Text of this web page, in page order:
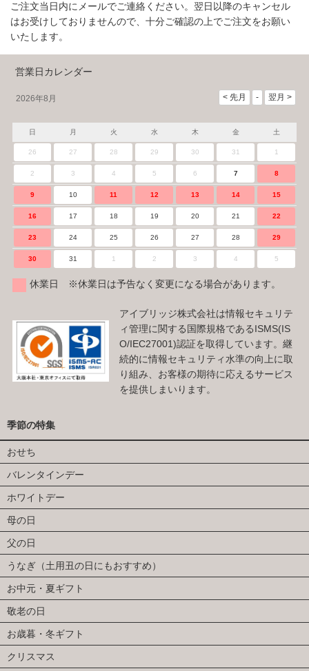
ご注文当日内にメールでご連絡ください。翌日以降のキャンセル
はお受けしておりませんので、十分ご確認の上でご注文をお願い
いたします。
営業日カレンダー
2026年8月
日 月 火 水 木 金 土
26 27 28 29 30 31 1
2 3 4 5 6 7 8
9 10 11 12 13 14 15
16 17 18 19 20 21 22
23 24 25 26 27 28 29
30 31 1 2 3 4 5
休業日 ※休業日は予告なく変更になる場合があります。
アイブリッジ株式会社は情報セキュリテ
ィ管理に関する国際規格であるISMS(IS
O/IEC27001)認証を取得しています。継
続的に情報セキュリティ水準の向上に取
り組み、お客様の期待に応えるサービス
を提供しまいります。
季節の特集
おせち
バレンタインデー
ホワイトデー
母の日
父の日
うなぎ（土用丑の日にもおすすめ）
お中元・夏ギフト
敬老の日
お歳暮・冬ギフト
クリスマス